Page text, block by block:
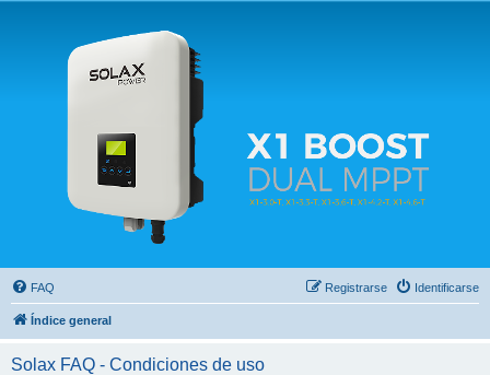
Solax FAQ
Lugar para intercambiar dudas sobre inversores solares Solax y temas relacionados.
FAQ Identificarse
Registrarse
Índice general
Solax FAQ - Condiciones de uso